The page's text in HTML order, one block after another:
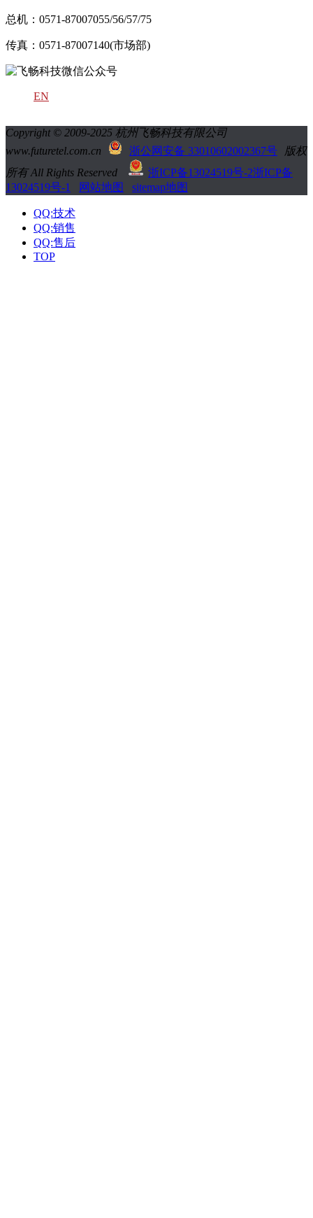
总机：0571-87007055/56/57/75
传真：0571-87007140(市场部)
EN
Copyright © 2009-2025 杭州飞畅科技有限公司
www.futuretel.com.cn
浙公网安备 33010602002367号
版权
所有 All Rights Reserved
浙ICP备13024519号-2浙ICP备
13024519号-1
网站地图 sitemap地图
QQ:技术
QQ:销售
QQ:售后
TOP